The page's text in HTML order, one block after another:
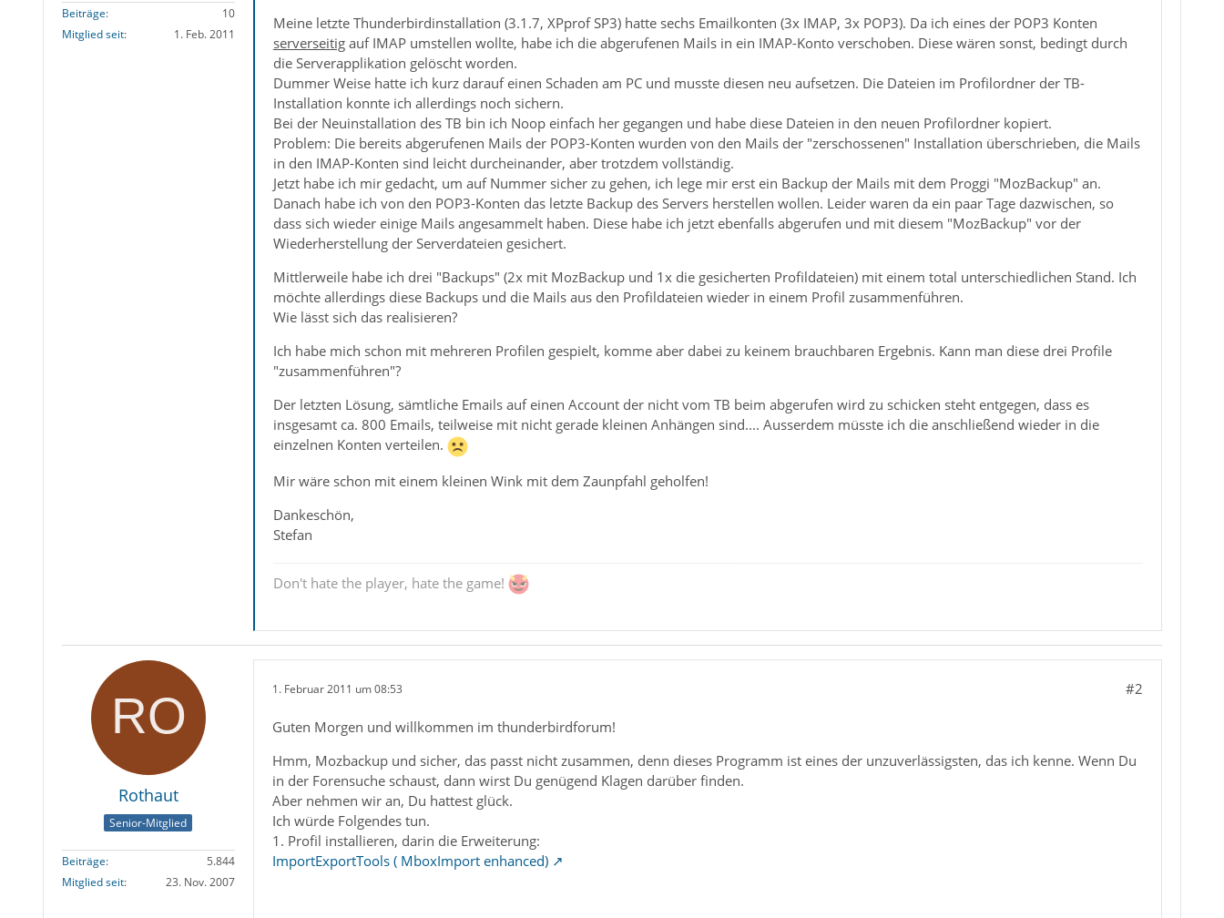
Beiträge
10
Mitglied seit
1. Feb. 2011
Meine letzte Thunderbirdinstallation (3.1.7, XPprof SP3) hatte sechs Emailkonten (3x IMAP, 3x POP3). Da ich eines der POP3 Konten
serverseitigauf IMAP umstellen wollte, habe ich die abgerufenen Mails in ein IMAP-Konto verschoben. Diese wären sonst, bedingt durch
die Serverapplikation gelöscht worden.
Dummer Weise hatte ich kurz darauf einen Schaden am PC und musste diesen neu aufsetzen. Die Dateien im Profilordner der TB-
Installation konnte ich allerdings noch sichern.
Bei der Neuinstallation des TB bin ich Noop einfach her gegangen und habe diese Dateien in den neuen Profilordner kopiert.
Problem: Die bereits abgerufenen Mails der POP3-Konten wurden von den Mails der "zerschossenen" Installation überschrieben, die Mails
in den IMAP-Konten sind leicht durcheinander, aber trotzdem vollständig.
Jetzt habe ich mir gedacht, um auf Nummer sicher zu gehen, ich lege mir erst ein Backup der Mails mit dem Proggi "MozBackup" an.
Danach habe ich von den POP3-Konten das letzte Backup des Servers herstellen wollen. Leider waren da ein paar Tage dazwischen, so
dass sich wieder einige Mails angesammelt haben. Diese habe ich jetzt ebenfalls abgerufen und mit diesem "MozBackup" vor der
Wiederherstellung der Serverdateien gesichert.
Mittlerweile habe ich drei "Backups" (2x mit MozBackup und 1x die gesicherten Profildateien) mit einem total unterschiedlichen Stand. Ich
möchte allerdings diese Backups und die Mails aus den Profildateien wieder in einem Profil zusammenführen.
Wie lässt sich das realisieren?
Ich habe mich schon mit mehreren Profilen gespielt, komme aber dabei zu keinem brauchbaren Ergebnis. Kann man diese drei Profile
"zusammenführen"?
Der letzten Lösung, sämtliche Emails auf einen Account der nicht vom TB beim abgerufen wird zu schicken steht entgegen, dass es
insgesamt ca. 800 Emails, teilweise mit nicht gerade kleinen Anhängen sind.... Ausserdem müsste ich die anschließend wieder in die
einzelnen Konten verteilen.
Mir wäre schon mit einem kleinen Wink mit dem Zaunpfahl geholfen!
Dankeschön,
Stefan
Don't hate the player, hate the game!
Rothaut
Senior-Mitglied
Beiträge
5.844
Mitglied seit
23. Nov. 2007
1. Februar 2011 um 08:53 #2
Guten Morgen und willkommen im thunderbirdforum!
Hmm, Mozbackup und sicher, das passt nicht zusammen, denn dieses Programm ist eines der unzuverlässigsten, das ich kenne. Wenn Du
in der Forensuche schaust, dann wirst Du genügend Klagen darüber finden.
Aber nehmen wir an, Du hattest glück.
Ich würde Folgendes tun.
1. Profil installieren, darin die Erweiterung:
ImportExportTools ( MboxImport enhanced)